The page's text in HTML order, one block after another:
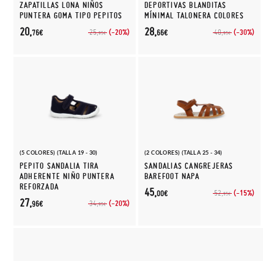
ZAPATILLAS LONA NIÑOS
PUNTERA GOMA TIPO PEPITOS
25,95€ (-20%)
20,76€
DEPORTIVAS BLANDITAS
MÍNIMAL TALONERA COLORES
40,95€ (-30%)
28,66€
(5 COLORES) (TALLA 19 - 30)
PEPITO SANDALIA TIRA
ADHERENTE NIÑO PUNTERA
REFORZADA
34,95€ (-20%)
27,96€
(2 COLORES) (TALLA 25 - 34)
SANDALIAS CANGREJERAS
BAREFOOT NAPA
52,95€ (-15%)
45,00€